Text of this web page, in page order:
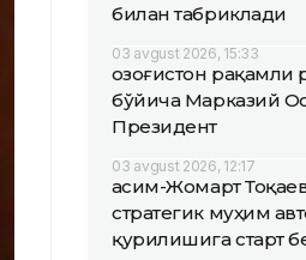
билан табриклади
03 avgust 2026, 15:33
Қозоғистон
бўйича Марказий
Президент
03 avgust 2026, 12:17
Қасим-Жомарт
стратегик муҳим
қурилишига старт